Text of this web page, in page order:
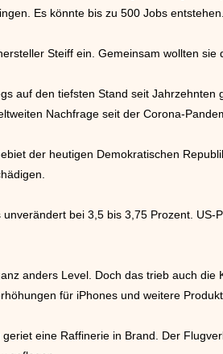
Es könnte bis zu 500 Jobs entstehen.
Steiff ein. Gemeinsam wollten sie
auf den tiefsten Stand seit Jahrzehnten
Nachfrage seit der Corona-
der heutigen Demokratischen
bei 3,5 bis 3,75 Prozent. US-
anders Level. Doch das trieb auch die
für iPhones und weitere
eine Raffinerie in Brand. Der